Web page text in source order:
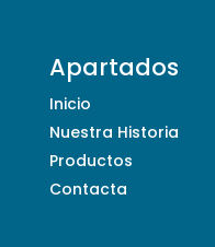
Apartados
Inicio
Nuestra Historia
Productos
Contacta